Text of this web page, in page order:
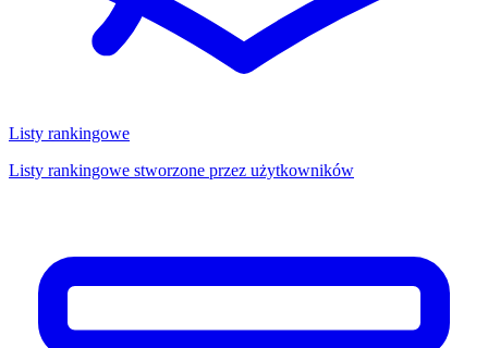
Listy rankingowe
Listy rankingowe stworzone przez użytkowników